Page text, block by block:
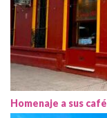
Homenaje a sus